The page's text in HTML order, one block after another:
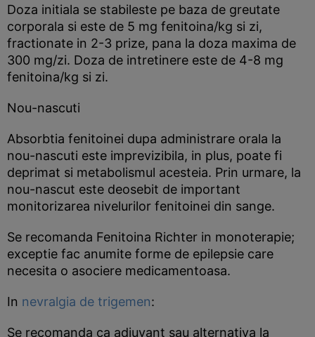
Doza initiala se stabileste pe baza de greutate
corporala si este de 5 mg fenitoina/kg si zi,
fractionate in 2-3 prize, pana la doza maxima de
300 mg/zi. Doza de intretinere este de 4-8 mg
fenitoina/kg si zi.
Nou-nascuti
Absorbtia fenitoinei dupa administrare orala la
nou-nascuti este imprevizibila, in plus, poate fi
deprimat si metabolismul acesteia. Prin urmare, la
nou-nascut este deosebit de important
monitorizarea nivelurilor fenitoinei din sange.
Se recomanda Fenitoina Richter in monoterapie;
exceptie fac anumite forme de epilepsie care
necesita o asociere medicamentoasa.
In nevralgia de trigemen:
Se recomanda ca adjuvant sau alternativa la